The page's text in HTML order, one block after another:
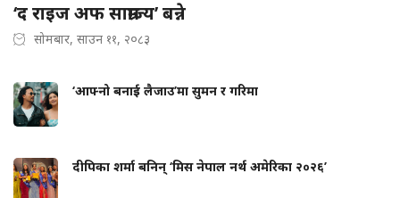
‘द राइज अफ साम्राज्य’ बन्ने
सोमबार, साउन ११, २०८३
‘आफ्नो बनाई लैजाउ’मा सुमन र गरिमा
दीपिका शर्मा बनिन् ‘मिस नेपाल नर्थ अमेरिका २०२६’